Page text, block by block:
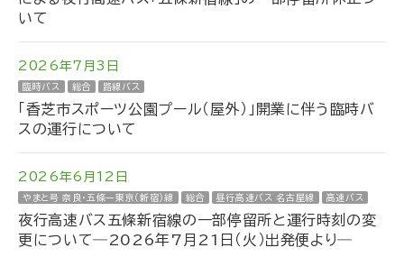
いて
2026年7月3日
臨時バス 総合 路線バス
「香芝市スポーツ公園プール（屋外）」開業に伴う臨時バ
スの運行について
2026年6月12日
やまと号 奈良・五條ー東京（新宿）線 総合 昼行高速バス 名古屋線 高速バス
夜行高速バス五條新宿線の一部停留所と運行時刻の変
更について―2026年7月21日（火）出発便より―